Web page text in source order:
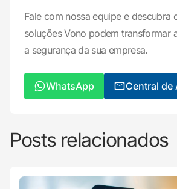
Fale com nossa equipe e descubra
soluções Vono podem transformar
a segurança da sua empresa.
WhatsApp Central de
Posts relacionados